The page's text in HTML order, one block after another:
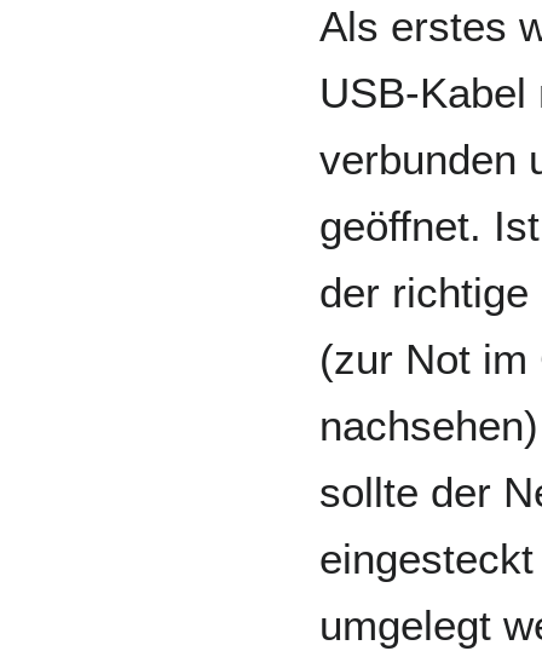
Als erstes
USB-
verbunden
geöffnet.
der
(zur Not im
sollte der
umgelegt